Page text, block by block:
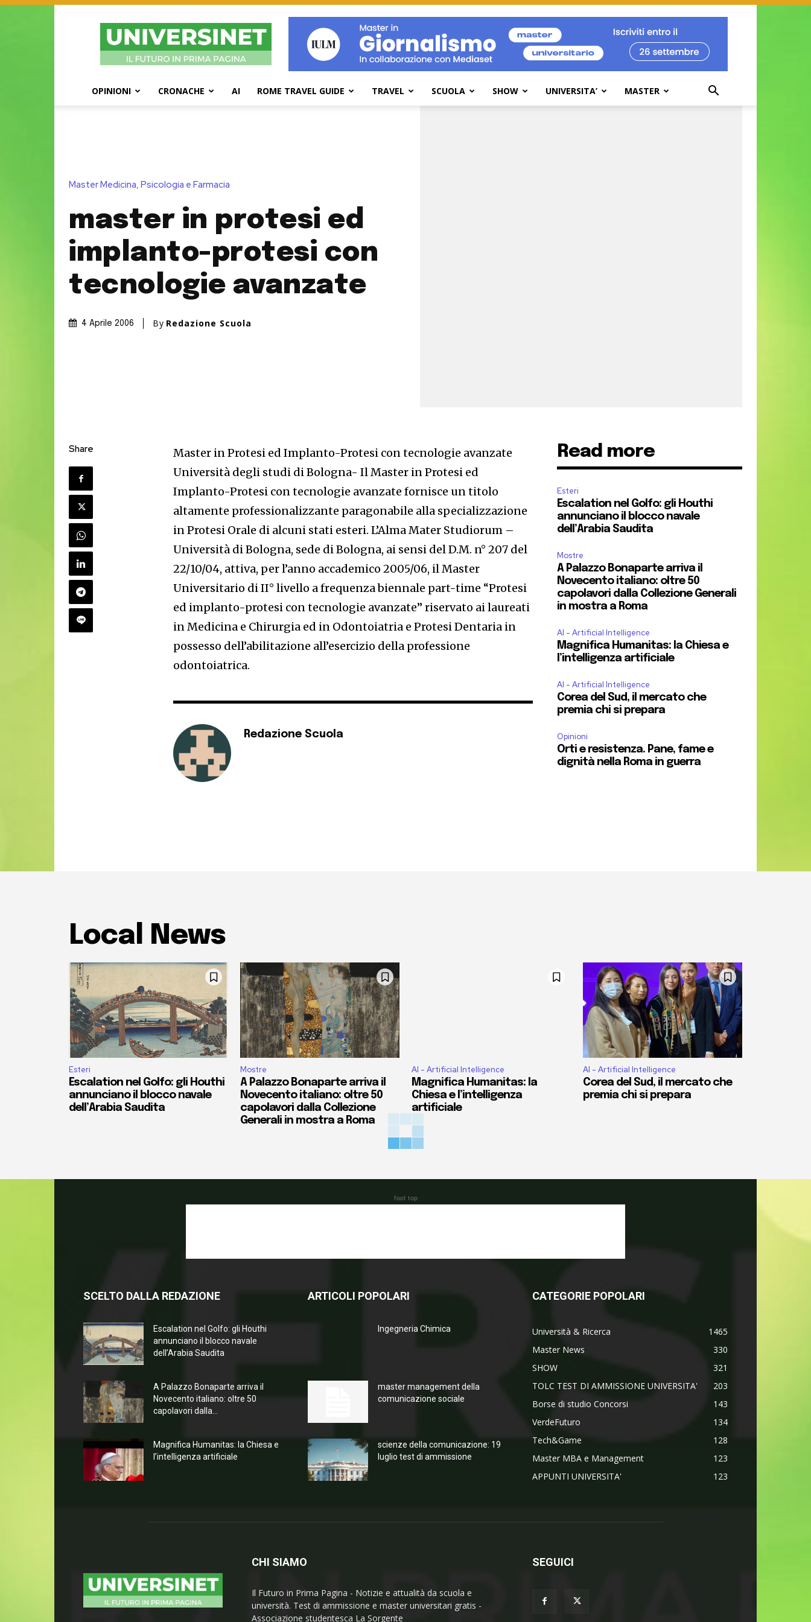
UniversiNet
Magazine
OPINIONI CRONACHE AI ROME TRAVEL GUIDE TRAVEL SCUOLA SHOW UNIVERSITA’ MASTER
Master Medicina, Psicologia e Farmacia
master in protesi ed
implanto-protesi con
tecnologie avanzate
4 Aprile 2006 By Redazione Scuola
Share
Master in Protesi ed Implanto-Protesi con tecnologie avanzate
Università degli studi di Bologna- Il Master in Protesi ed
Implanto-Protesi con tecnologie avanzate fornisce un titolo
altamente professionalizzante paragonabile alla specializzazione
in Protesi Orale di alcuni stati esteri. L’Alma Mater Studiorum –
Università di Bologna, sede di Bologna, ai sensi del D.M. n° 207 del
22/10/04, attiva, per l’anno accademico 2005/06, il Master
Universitario di II° livello a frequenza biennale part-time “Protesi
ed implanto-protesi con tecnologie avanzate” riservato ai laureati
in Medicina e Chirurgia ed in Odontoiatria e Protesi Dentaria in
possesso dell’abilitazione all’esercizio della professione
odontoiatrica.
Redazione Scuola
Read more
Esteri
Escalation nel Golfo: gli Houthi
annunciano il blocco navale
dell’Arabia Saudita
Mostre
A Palazzo Bonaparte arriva il
Novecento italiano: oltre 50
capolavori dalla Collezione Generali
in mostra a Roma
AI - Artificial Intelligence
Magnifica Humanitas: la Chiesa e
l’intelligenza artificiale
AI - Artificial Intelligence
Corea del Sud, il mercato che
premia chi si prepara
Opinioni
Orti e resistenza. Pane, fame e
dignità nella Roma in guerra
Local News
Esteri
Escalation nel Golfo: gli Houthi
annunciano il blocco navale
dell’Arabia Saudita
Mostre
A Palazzo Bonaparte arriva il
Novecento italiano: oltre 50
capolavori dalla Collezione
Generali in mostra a Roma
AI - Artificial Intelligence
Magnifica Humanitas: la
Chiesa e l’intelligenza
artificiale
AI - Artificial Intelligence
Corea del Sud, il mercato che
premia chi si prepara
foot top
SCELTO DALLA REDAZIONE
Escalation nel Golfo: gli Houthi
annunciano il blocco navale
dell’Arabia Saudita
A Palazzo Bonaparte arriva il
Novecento italiano: oltre 50
capolavori dalla...
Magnifica Humanitas: la Chiesa e
l’intelligenza artificiale
ARTICOLI POPOLARI
Ingegneria Chimica
master management della
comunicazione sociale
scienze della comunicazione: 19
luglio test di ammissione
CATEGORIE POPOLARI
Università & Ricerca
1465
Master News
330
SHOW
321
TOLC TEST DI AMMISSIONE UNIVERSITA'
203
Borse di studio Concorsi
143
VerdeFuturo
134
Tech&Game
128
Master MBA e Management
123
APPUNTI UNIVERSITA'
123
CHI SIAMO
Il Futuro in Prima Pagina - Notizie e attualità da scuola e
università. Test di ammissione e master universitari gratis -
Associazione studentesca La Sorgente
SEGUICI